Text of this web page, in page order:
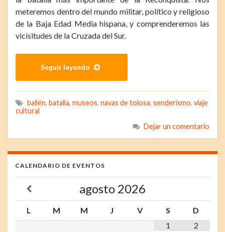
meteremos dentro del mundo militar, político y religioso
de la Baja Edad Media hispana, y comprenderemos las
vicisitudes de la Cruzada del Sur.
Seguir leyendo
bailén, batalla, museos, navas de tolosa, senderismo, viaje
cultural
Dejar un comentario
CALENDARIO DE EVENTOS
agosto 2026
L M M J V S
D
1
2